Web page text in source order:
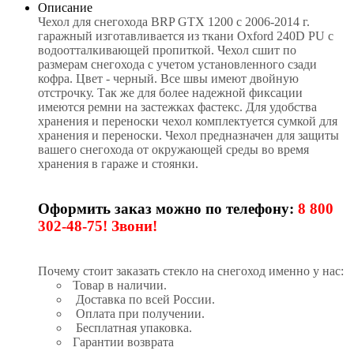
Описание
Чехол для снегохода BRP GTX 1200 с 2006-2014 г.
гаражный изготавливается из ткани Oxford 240D PU с
водоотталкивающей пропиткой. Чехол сшит по
размерам снегохода с учетом установленного сзади
кофра. Цвет - черный. Все швы имеют двойную
отстрочку. Так же для более надежной фиксации
имеются ремни на застежках фастекс. Для удобства
хранения и переноски чехол комплектуется сумкой для
хранения и переноски. Чехол предназначен для защиты
вашего снегохода от окружающей среды во время
хранения в гараже и стоянки.
Оформить заказ можно по телефону: 8 800
302-48-75! Звони!
Почему стоит заказать стекло на снегоход именно у нас:
Товар в наличии.
Доставка по всей России.
Оплата при получении.
Бесплатная упаковка.
Гарантии возврата